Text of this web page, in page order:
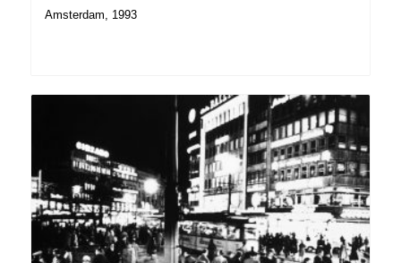
Amsterdam, 1993